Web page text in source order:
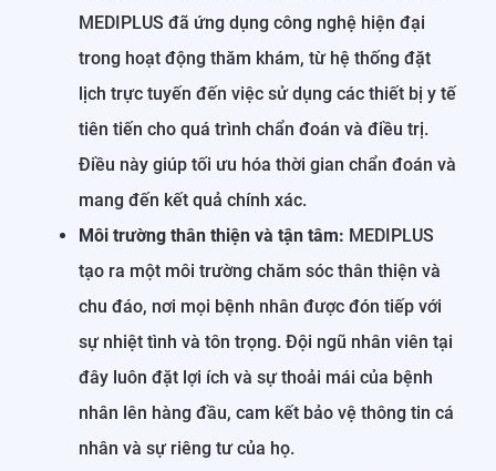
MEDIPLUS đã ứng dụng công nghệ hiện đại
trong hoạt động thăm khám, từ hệ thống đặt
lịch trực tuyến đến việc sử dụng các thiết bị y tế
tiên tiến cho quá trình chẩn đoán và điều trị.
Điều này giúp tối ưu hóa thời gian chẩn đoán và
mang đến kết quả chính xác.
Môi trường thân thiện và tận tâm: MEDIPLUS
tạo ra một môi trường chăm sóc thân thiện và
chu đáo, nơi mọi bệnh nhân được đón tiếp với
sự nhiệt tình và tôn trọng. Đội ngũ nhân viên tại
đây luôn đặt lợi ích và sự thoải mái của bệnh
nhân lên hàng đầu, cam kết bảo vệ thông tin cá
nhân và sự riêng tư của họ.